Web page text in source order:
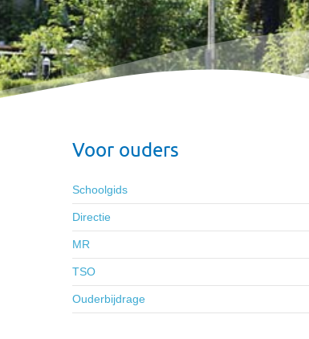
Voor ouders
Schoolgids
Directie
MR
TSO
Ouderbijdrage